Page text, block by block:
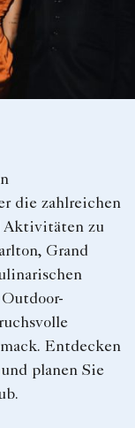
die zahlreichen
Aktivitäten zu
Grand
Entdecken
planen Sie